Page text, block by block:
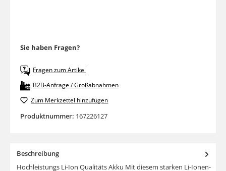
Sie haben Fragen?
Fragen zum Artikel
B2B-Anfrage / Großabnahmen
Zum Merkzettel hinzufügen
Produktnummer: 167226127
Beschreibung
Hochleistungs Li-Ion Qualitäts Akku Mit diesem starken Li-Ionen-